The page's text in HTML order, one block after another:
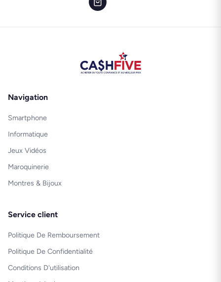
Navigation
Smartphone
Informatique
Jeux Vidéos
Maroquinerie
Montres & Bijoux
Service client
Politique De Remboursement
Politique De Confidentialité
Conditions D'utilisation